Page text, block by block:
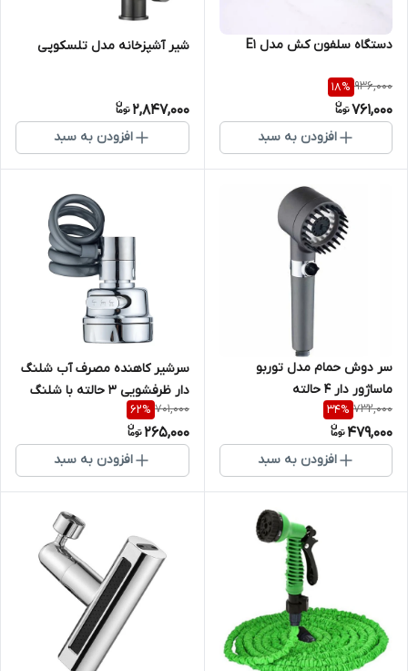
دستگاه سلفون کش مدل E1
936,000
18%
761,000
افزودن به سبد
شیر آشپزخانه مدل تلسکوپی
2,847,000
افزودن به سبد
سر دوش حمام مدل توربو
ماساژور دار 4 حالته
732,000
34%
479,000
افزودن به سبد
سرشیر کاهنده مصرف آب شلنگ
دار ظرفشویی ۳ حالته با شلنگ
فنری
701,000
62%
265,000
افزودن به سبد